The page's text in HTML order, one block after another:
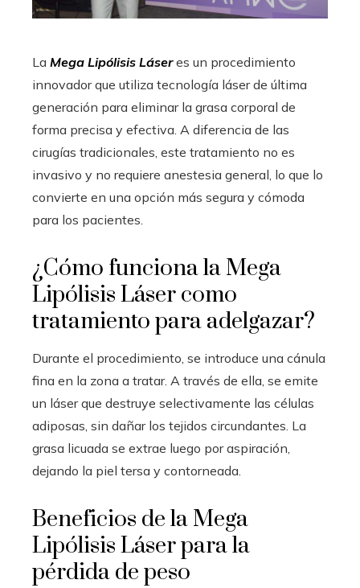
La Mega Lipólisis Láseres un procedimiento
innovador que utiliza tecnología láser de última
generación para eliminar la grasa corporal de
forma precisa y efectiva. A diferencia de las
cirugías tradicionales, este tratamiento no es
invasivo y no requiere anestesia general, lo que lo
convierte en una opción más segura y cómoda
para los pacientes.
¿Cómo funciona la Mega
Lipólisis Láser como
tratamiento para adelgazar?
Durante el procedimiento, se introduce una cánula
fina en la zona a tratar. A través de ella, se emite
un láser que destruye selectivamente las células
adiposas, sin dañar los tejidos circundantes. La
grasa licuada se extrae luego por aspiración,
dejando la piel tersa y contorneada.
Beneficios de la Mega
Lipólisis Láser para la
pérdida de peso